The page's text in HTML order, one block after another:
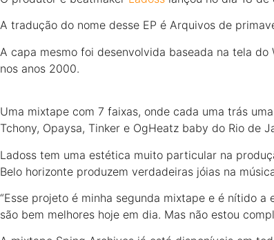
A tradução do nome desse EP é Arquivos de
A capa mesmo foi desenvolvida baseada na tela
nos anos 2000.
Uma mixtape com 7 faixas, onde cada uma trás
Tchony, Opaysa, Tinker e OgHeatz baby do Rio de
Ladoss tem uma estética muito particular na
Belo horizonte produzem verdadeiras jóias na
“Esse projeto é minha segunda mixtape e é nítido
são bem melhores hoje em dia. Mas não estou